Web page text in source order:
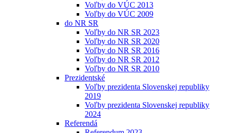
Voľby do VÚC 2013
Voľby do VÚC 2009
do NR SR
Voľby do NR SR 2023
Voľby do NR SR 2020
Voľby do NR SR 2016
Voľby do NR SR 2012
Voľby do NR SR 2010
Prezidentské
Voľby prezidenta Slovenskej republiky
2019
Voľby prezidenta Slovenskej republiky
2024
Referendá